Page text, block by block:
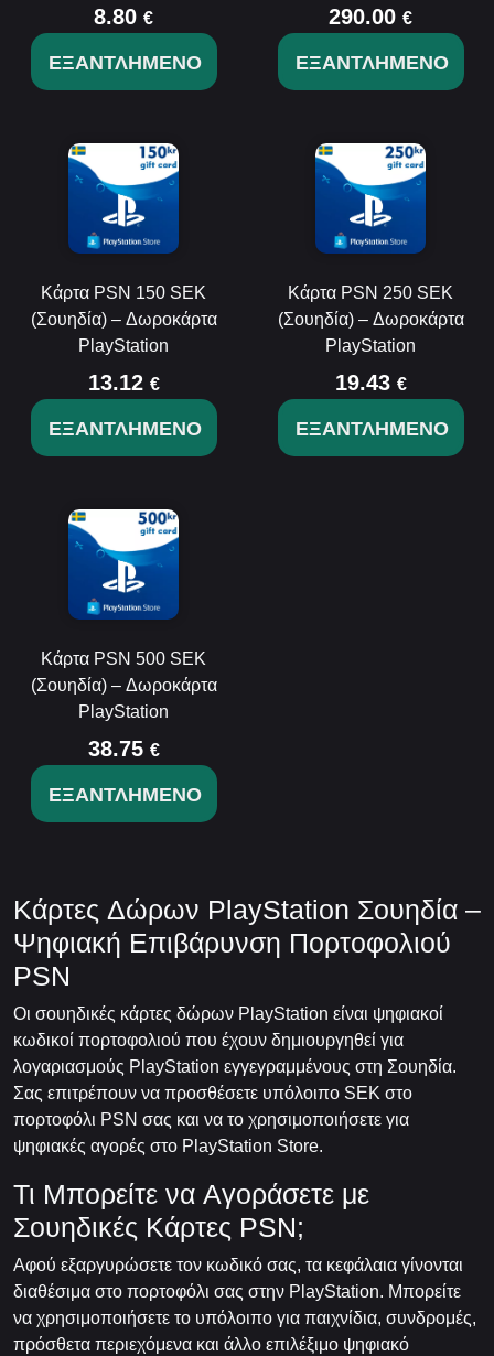
8.80 €
ΕΞΑΝΤΛΗΜΈΝΟ
290.00 €
ΕΞΑΝΤΛΗΜΈΝΟ
Κάρτα PSN 150 SEK
(Σουηδία) – Δωροκάρτα
PlayStation
13.12 €
ΕΞΑΝΤΛΗΜΈΝΟ
Κάρτα PSN 250 SEK
(Σουηδία) – Δωροκάρτα
PlayStation
19.43 €
ΕΞΑΝΤΛΗΜΈΝΟ
Κάρτα PSN 500 SEK
(Σουηδία) – Δωροκάρτα
PlayStation
38.75 €
ΕΞΑΝΤΛΗΜΈΝΟ
Κάρτες Δώρων PlayStation Σουηδία –
Ψηφιακή Επιβάρυνση Πορτοφολιού
PSN
Οι σουηδικές κάρτες δώρων PlayStation είναι ψηφιακοί
κωδικοί πορτοφολιού που έχουν δημιουργηθεί για
λογαριασμούς PlayStation εγγεγραμμένους στη Σουηδία.
Σας επιτρέπουν να προσθέσετε υπόλοιπο SEK στο
πορτοφόλι PSN σας και να το χρησιμοποιήσετε για
ψηφιακές αγορές στο PlayStation Store.
Τι Μπορείτε να Αγοράσετε με
Σουηδικές Κάρτες PSN;
Αφού εξαργυρώσετε τον κωδικό σας, τα κεφάλαια γίνονται
διαθέσιμα στο πορτοφόλι σας στην PlayStation. Μπορείτε
να χρησιμοποιήσετε το υπόλοιπο για παιχνίδια, συνδρομές,
πρόσθετα περιεχόμενα και άλλο επιλέξιμο ψηφιακό